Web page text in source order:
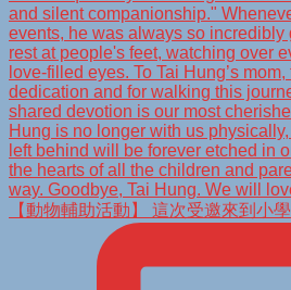
【動物輔助活動】 這次受邀來到小學